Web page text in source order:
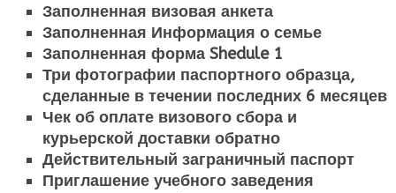
Заполненная визовая анкета
Заполненная Информация о семье
Заполненная форма Shedule 1
Три фотографии паспортного образца,
сделанные в течении последних 6 месяцев
Чек об оплате визового сбора и
курьерской доставки обратно
Действительный заграничный паспорт
Приглашение учебного заведения